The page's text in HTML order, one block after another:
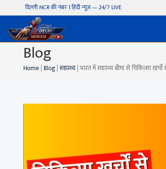
दिल्ली NCR की नंबर 1 हिंदी न्यूज़ — 24/7 LIVE
Blog
Home | Blog|स्वास्थ्य|भारत में स्वास्थ्य बीमा से चिकित्सा